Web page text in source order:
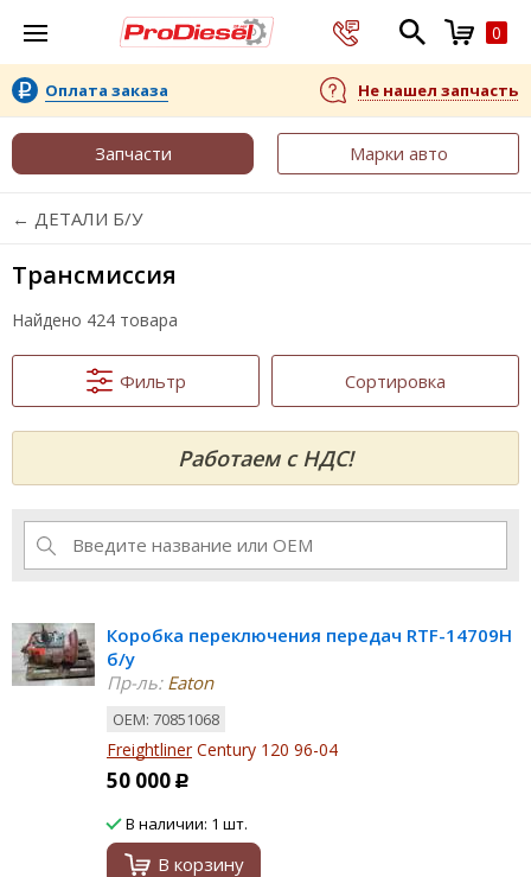
0
Оплата заказа Не нашел запчасть
Запчасти Марки авто
← ДЕТАЛИ Б/У
Трансмиссия
Найдено 424 товара
Фильтр Сортировка
Работаем с НДС!
Коробка переключения передач RTF-14709H
б/у
Пр-ль:Eaton
ОЕМ: 70851068
FreightlinerCentury 120 96-04
50 000 Р
В наличии: 1 шт.
В корзину